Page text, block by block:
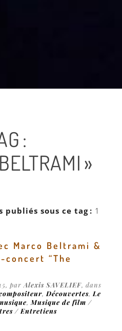
:
»
sous ce tag : 1
Marco Beltrami &
concert “The
par Alexis SAVELIEF, dans
, Découvertes, Le
, Musique de film /
/ Entretiens